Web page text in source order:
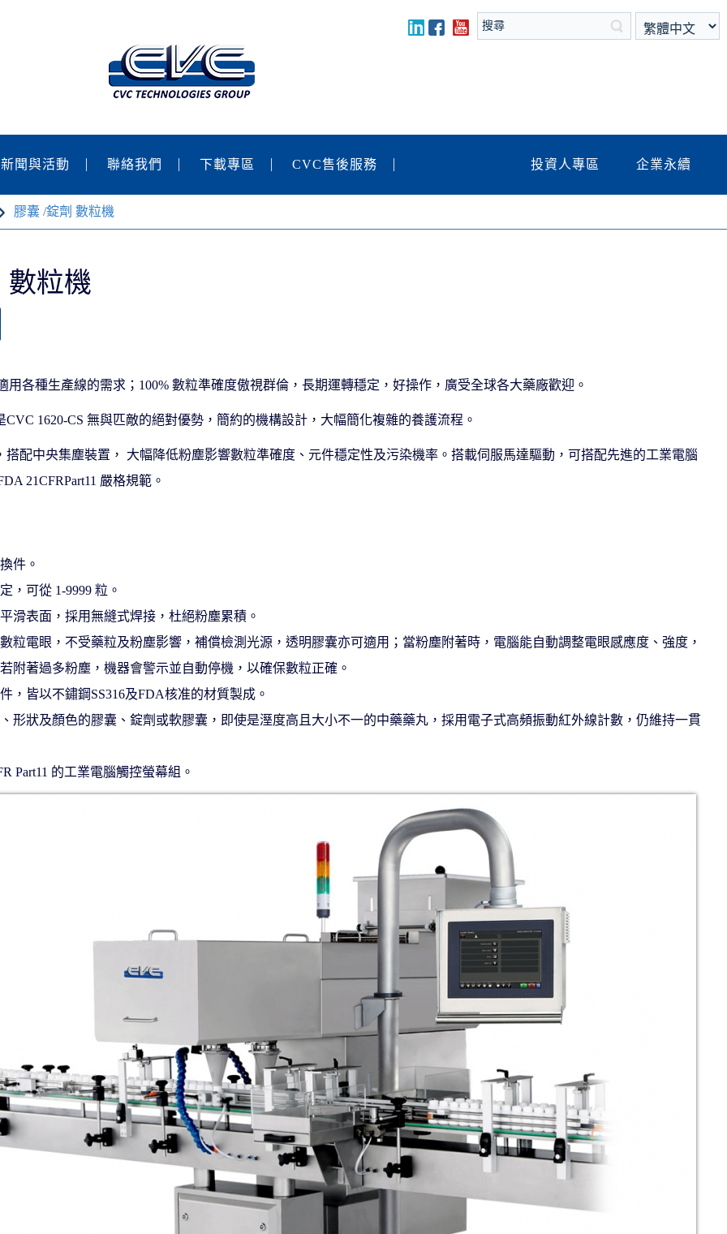
新聞與活動 聯絡我們 下載專區 CVC售後服務 企業永續
投資人專區
膠囊 /錠劑 數粒機
數粒機
⽤各種⽣產線的需求；100% 數粒準確度傲視群倫，⻑期運轉穩定，好操作，廣受全球各⼤藥廠歡迎。
1620-CS 無與匹敵的絕對優勢，簡約的機構設計，⼤幅簡化複雜的養護流程。
搭配中央集塵裝置， ⼤幅降低粉塵影響數粒準確度、元件穩定性及污染機率。搭載伺服⾺達驅動，可搭配先進的⼯業電腦
21CFRPart11 嚴格規範。
件。
，可從 1-9999 粒。
滑表⾯，採⽤無縫式焊接，杜絕粉塵累積。
粒電眼，不受藥粒及粉塵影響，補償檢測光源，透明膠囊亦可適⽤；當粉塵附著時，電腦能⾃動調整電眼感應度、強度，
附著過多粉塵，機器會警⽰並⾃動停機，以確保數粒正確。
，皆以不鏽鋼SS316及FDA核准的材質製成。
形狀及顏⾊的膠囊、錠劑或軟膠囊，即使是溼度⾼且⼤⼩不⼀的中藥藥丸，採⽤電⼦式⾼頻振動紅外線計數，仍維持⼀貫
Part11 的⼯業電腦觸控螢幕組。